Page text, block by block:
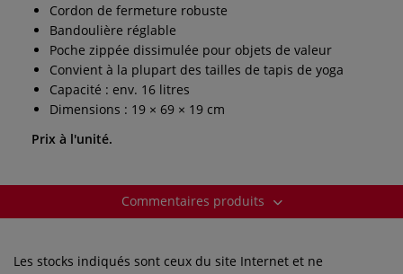
Cordon de fermeture robuste
Bandoulière réglable
Poche zippée dissimulée pour objets de valeur
Convient à la plupart des tailles de tapis de yoga
Capacité : env. 16 litres
Dimensions : 19 × 69 × 19 cm
Prix à l'unité.
Commentaires produits
Les stocks indiqués sont ceux du site Internet et ne